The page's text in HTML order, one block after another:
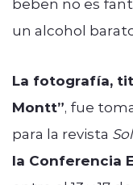
un alcohol
La fotografía,
Montt”, fue
para la revista
la Conferencia